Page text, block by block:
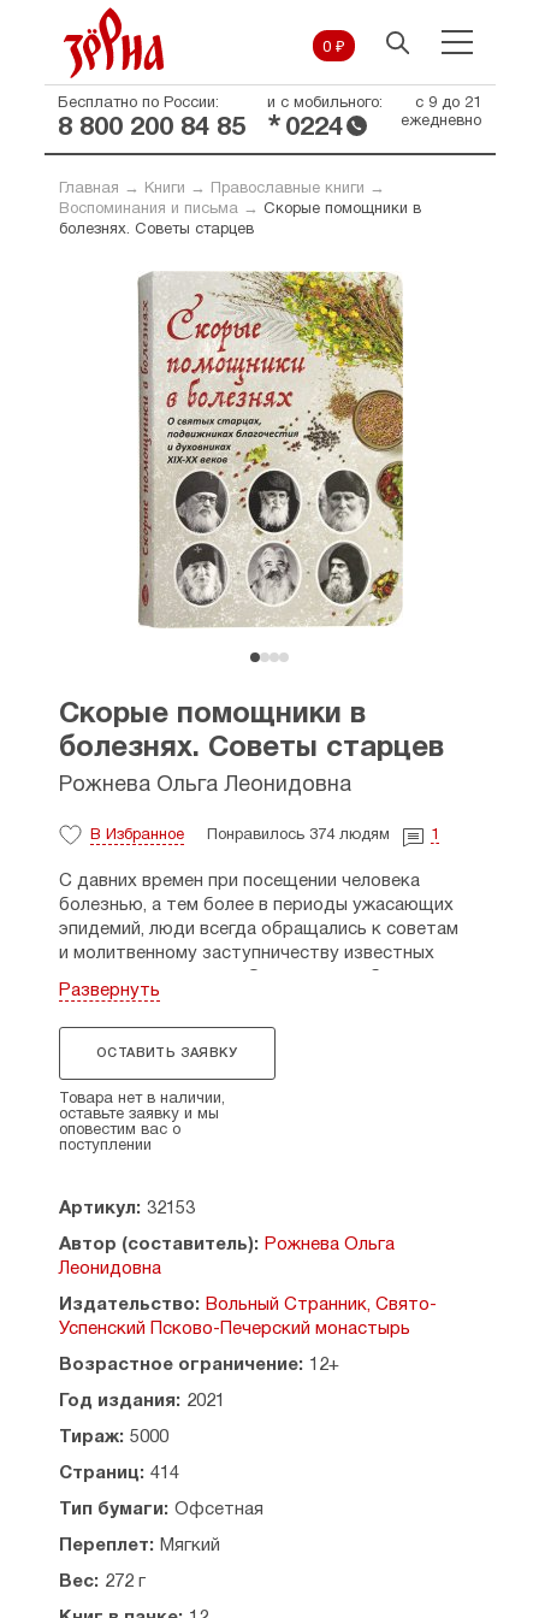
0 ₽
Бесплатно по России:
8 800 200 84 85
и с мобильного:
* 0224
с 9 до 21
ежедневно
Главная → Книги → Православные книги →
Воспоминания и письма→ Скорые помощники в
болезнях. Советы старцев
Скорые помощники в
болезнях. Советы старцев
Рожнева Ольга Леонидовна
В Избранное Понравилось 374 людям 1
С давних времен при посещении человека
болезнью, а тем более в периоды ужасающих
эпидемий, люди всегда обращались к советам
и молитвенному заступничеству известных
жизни и по своей блаженной кончине
не оставляют своей благодатной помощью
всех, кто за этой помощью к ним обращается.
«Прочитав эту книгу, вы соприкоснетесь
с уникальным духовным опытом известных
пастырей XIX–XX веков, узнаете о том, какие
советы в болезнях и скорбях они давали своим
Рекомендовано к публикации Издательским
советом Русской Православной Церкви.
Содержание:
Преподобный Алексий Зосимовский (1846-1928)
Святитель Нектарий Эгинский (1846-1920)
1923)
Преподобный Серафим Вырицкий (1866-1949)
Святитель Лука (Войно-Ясенецкий) (1877-1961)
Митрополит Вениамин (Федченков) (1880-1961)
Протоиерей Александр Ельчанинов (1881-1934)
Преподобноисповедник Севастиан
Развернуть
ОСТАВИТЬ ЗАЯВКУ
Товара нет в наличии,
оставьте заявку и мы
оповестим вас о
поступлении
Артикул: 32153
Автор (составитель): Рожнева Ольга
Леонидовна
Издательство: Вольный Странник, Свято-
Успенский Псково-Печерский монастырь
Возрастное ограничение: 12+
Год издания: 2021
Тираж: 5000
Страниц: 414
Тип бумаги: Офсетная
Переплет: Мягкий
Вес: 272 г